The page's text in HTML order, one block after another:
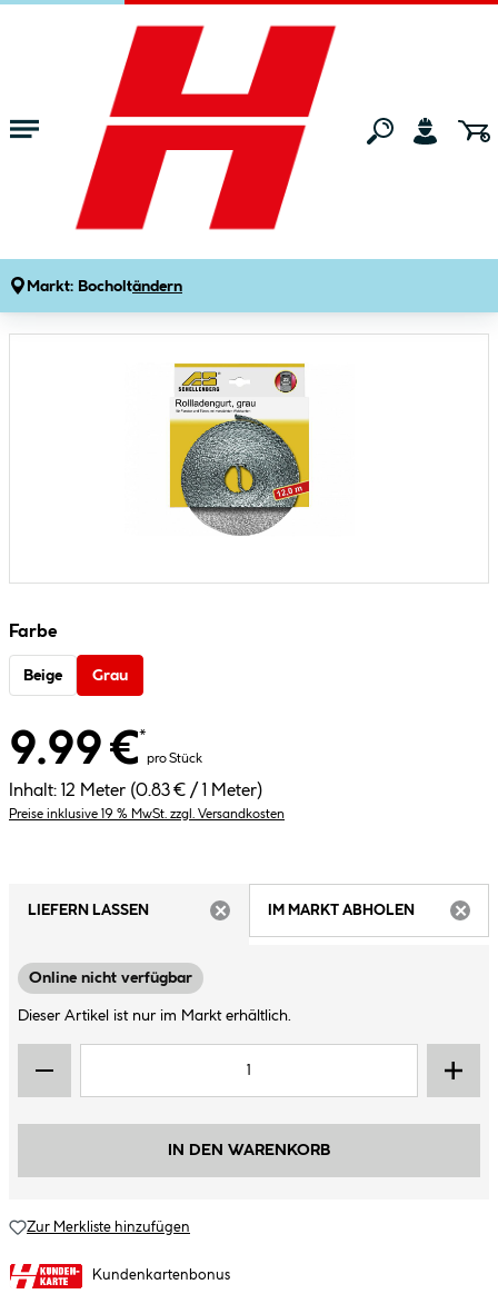
Zum Hauptinhalt springen
Markt: Bocholtändern
Bauen & Renovieren Fenster
Schellenberg Gurtband maxi grau
Artikelnummer: 112541
Farbe
Beige Grau
9.99 €*
pro Stück
Inhalt: 12 Meter (0.83 € / 1 Meter)
Preise inklusive 19 % MwSt. zzgl. Versandkosten
LIEFERN LASSEN
IM MARKT ABHOLEN
Online nicht verfügbar
Dieser Artikel ist nur im Markt erhältlich.
IN DEN WARENKORB
Zur Merkliste hinzufügen
Kundenkartenbonus